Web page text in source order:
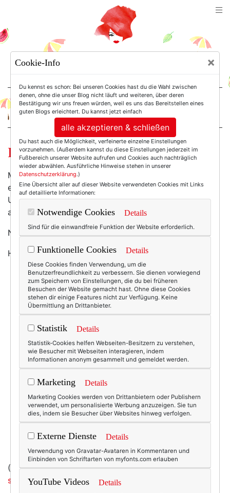
For Women. Not Girls.
Das heutige Schuh-Drama.
Mein Hang zu Drama-Schuhen ist legendär - ich habe
eine völlig irrationale Liebe zu ausgefallenen Schuhen.
Und wenn ich "ausgefallen" sage, meine ich -
ausgefallen.
Natürlich trage ich sie nie. Wann auch. Wo auch.
Hier ein weiteres Exemplar:
(Foto/Kaufen:Playground Vintage; gefunden via
shoppingverse)
Cookie-Info ×
Du kennst es schon: Bei unseren Cookies hast du die Wahl zwischen
denen, ohne die unser Blog nicht läuft und weiteren, über deren
Bestätigung wir uns freuen würden, weil es uns das Bereitstellen eines
guten Blogs erleichtert. Du kannst jetzt einfach
alle akzeptieren & schließen
Du hast auch die Möglichkeit, verfeinerte einzelne Einstellungen
vorzunehmen. (Außerdem kannst du diese Einstellungen jederzeit im
Fußbereich unserer Website aufrufen und Cookies auch nachträglich
wieder abwählen. Ausführliche Hinweise stehen in unserer
Datenschutzerklärung.)
Eine Übersicht aller auf dieser Website verwendeten Cookies mit Links
auf detaillierte Informationen:
Notwendige Cookies Details
Sind für die einwandfreie Funktion der Website erforderlich.
Funktionelle Cookies Details
Diese Cookies finden Verwendung, um die
Benutzerfreundlichkeit zu verbessern. Sie dienen vorwiegend
zum Speichern von Einstellungen, die du bei früheren
Besuchen der Website gemacht hast. Ohne diese Cookies
stehen dir einige Features nicht zur Verfügung. Keine
Übermittlung an Drittanbieter.
Statistik Details
Statistik-Cookies helfen Webseiten-Besitzern zu verstehen,
wie Besucher mit Webseiten interagieren, indem
Informationen anonym gesammelt und gemeldet werden.
Marketing Details
Marketing Cookies werden von Drittanbietern oder Publishern
verwendet, um personalisierte Werbung anzuzeigen. Sie tun
dies, indem sie Besucher über Websites hinweg verfolgen.
Externe Dienste Details
Verwendung von Gravatar-Avataren in Kommentaren und
Einbinden von Schriftarten von myfonts.com erlauben
YouTube Videos Details